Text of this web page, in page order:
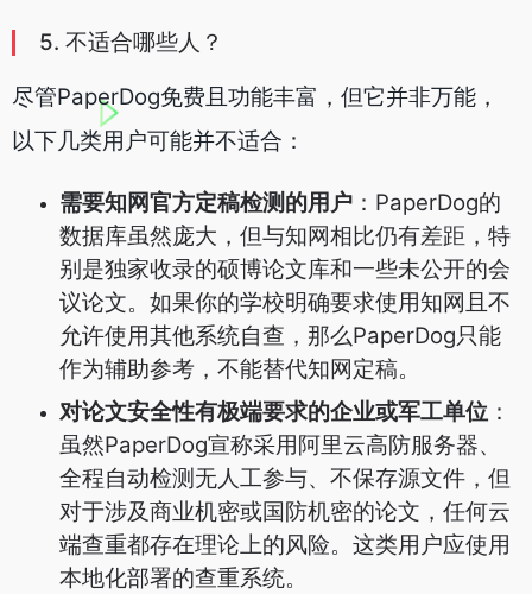
5. 不适合哪些人？
尽管PaperDog免费且功能丰富，但它并非万能，
以下几类用户可能并不适合：
需要知网官方定稿检测的用户 ：PaperDog的
数据库虽然庞大，但与知网相比仍有差距，特
别是独家收录的硕博论文库和一些未公开的会
议论文。如果你的学校明确要求使用知网且不
允许使用其他系统自查，那么PaperDog只能
作为辅助参考，不能替代知网定稿。
对论文安全性有极端要求的企业或军工单位 ：
虽然PaperDog宣称采用阿里云高防服务器、
全程自动检测无人工参与、不保存源文件，但
对于涉及商业机密或国防机密的论文，任何云
端查重都存在理论上的风险。这类用户应使用
本地化部署的查重系统。